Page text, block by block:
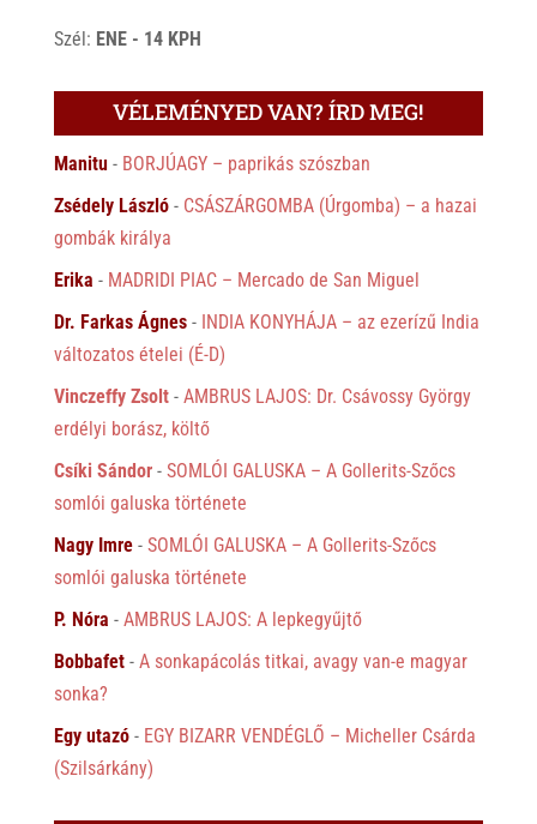
Szél: ENE - 14 KPH
VÉLEMÉNYED VAN? ÍRD MEG!
Manitu- BORJÚAGY – paprikás szószban
Zsédely László- CSÁSZÁRGOMBA (Úrgomba) – a hazai
gombák királya
Erika - MADRIDI PIAC – Mercado de San Miguel
Dr. Farkas Ágnes- INDIA KONYHÁJA – az ezerízű India
változatos ételei (É-D)
Vinczeffy Zsolt- AMBRUS LAJOS: Dr. Csávossy György
erdélyi borász, költő
Csíki Sándor- SOMLÓI GALUSKA – A Gollerits-Szőcs
somlói galuska története
Nagy Imre- SOMLÓI GALUSKA – A Gollerits-Szőcs
somlói galuska története
P. Nóra - AMBRUS LAJOS: A lepkegyűjtő
Bobbafet- A sonkapácolás titkai, avagy van-e magyar
sonka?
Egy utazó- EGY BIZARR VENDÉGLŐ – Micheller Csárda
(Szilsárkány)